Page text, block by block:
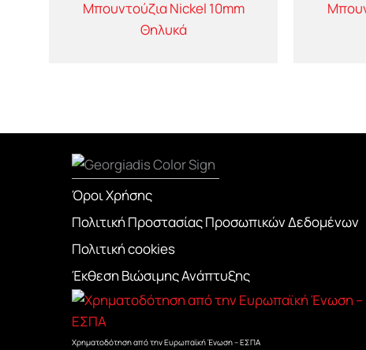
Μπουντούζια Nickel 10mm
Θηλυκά
Όροι Χρήσης
Πολιτική Προστασίας Προσωπικών Δεδομένων
Πολιτική cookies
Έκθεση Βιώσιμης Ανάπτυξης
Χρηματοδότηση από την Ευρωπαϊκή Ένωση – ΕΣΠΑ